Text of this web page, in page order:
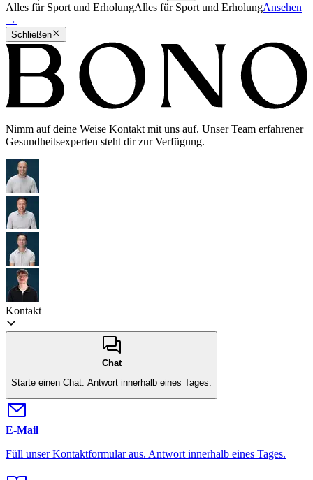
Alles für Sport und ErholungAlles für Sport und ErholungAnsehen
→
Schließen
Nimm auf deine Weise Kontakt mit uns auf. Unser Team erfahrener
Gesundheitsexperten steht dir zur Verfügung.
Kontakt
Chat
Starte einen Chat. Antwort innerhalb eines Tages.
E-Mail
Füll unser Kontaktformular aus. Antwort innerhalb eines Tages.